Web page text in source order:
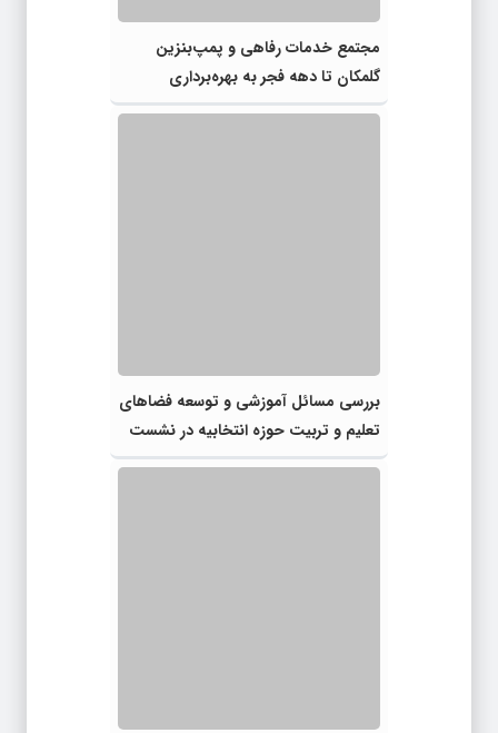
مجتمع خدمات رفاهی و پمپ‌بنزین
گلمکان تا دهه فجر به بهره‌برداری
می‌رسد
بررسی مسائل آموزشی و توسعه فضاهای
تعلیم و تربیت حوزه انتخابیه در نشست
مشترک عضو کمیسیون آموزش مجلس با